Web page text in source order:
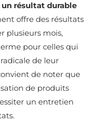
résultat durable
offre des résultats
plusieurs mois,
pour celles qui
de leur
de noter que
de produits
un entretien